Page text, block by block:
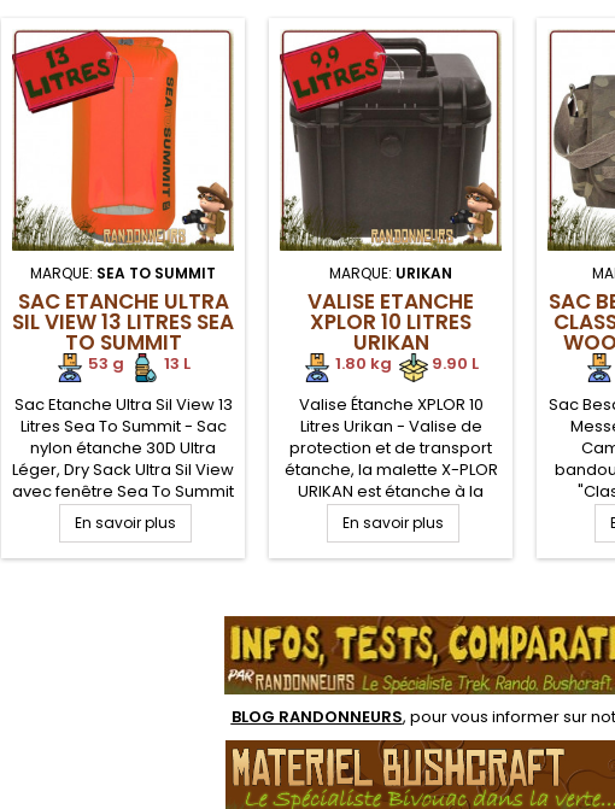
MARQUE: SEA TO SUMMIT
SAC ETANCHE ULTRA
SIL VIEW 13 LITRES SEA
TO SUMMIT
53 g
13 L
Sac Etanche Ultra Sil View 13
Litres Sea To Summit - Sac
nylon étanche 30D Ultra
Léger, Dry Sack Ultra Sil View
avec fenêtre Sea To Summit
13 Litres, pour seulement 53
g, pour rangement des
effets personnels en
enroulement et revêtement
En savoir plus
MARQUE: URIKAN
VALISE ETANCHE
XPLOR 10 LITRES
URIKAN
1.80 kg
9.90 L
Valise Étanche XPLOR 10
Litres Urikan - Valise de
protection et de transport
étanche, la malette X-PLOR
URIKAN est étanche à la
poussière, à l'eau,
traitement anti-corrosion et
résistante aux chocs. Valise
d'équipement en conditions
extrêmes
En savoir plus
SAC
Sac
BLOG RANDONNEURS, pour vous informer sur